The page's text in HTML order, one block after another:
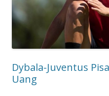
Dybala-Juventus
Uang